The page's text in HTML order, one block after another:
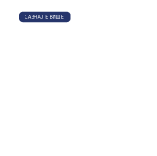
udar na Odesu;